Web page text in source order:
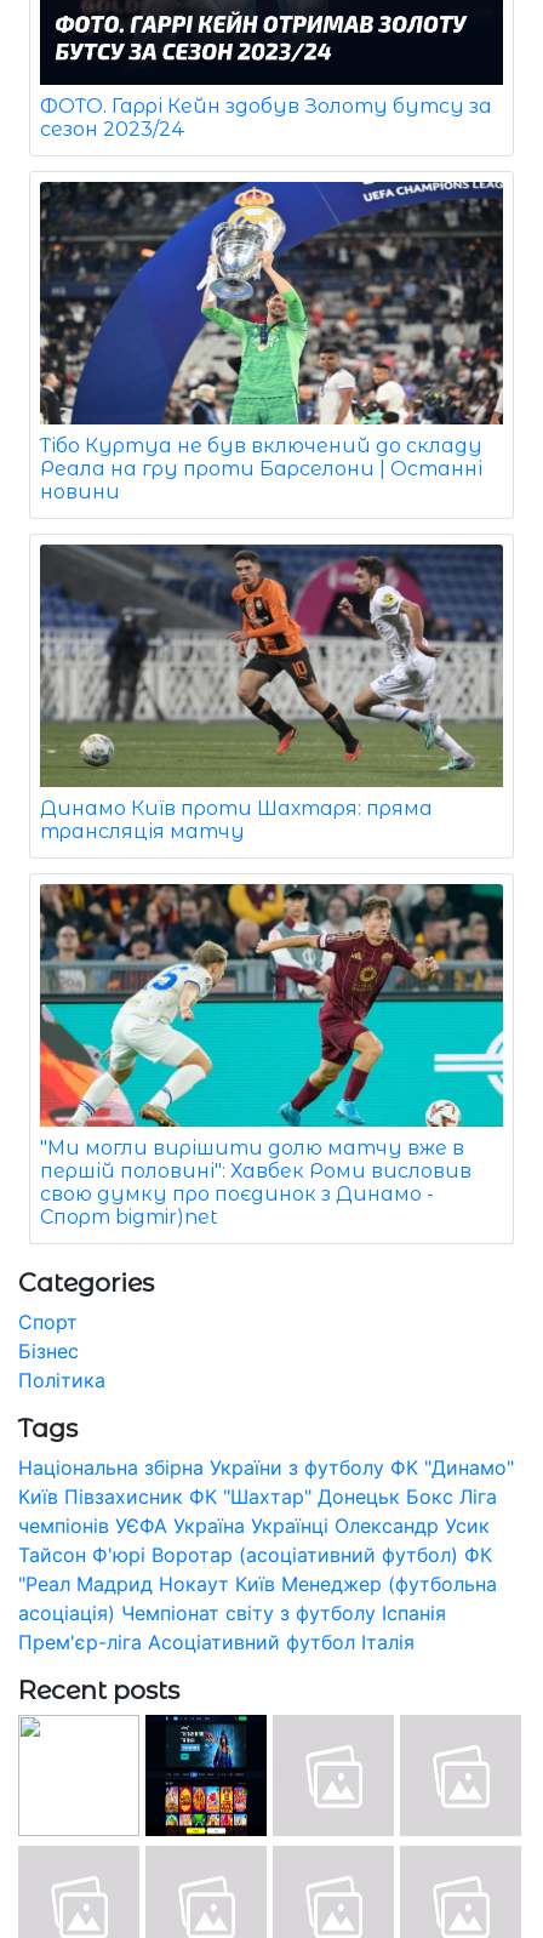
ФОТО. Гаррі Кейн здобув Золоту бутсу за
сезон 2023/24
Тібо Куртуа не був включений до складу
Реала на гру проти Барселони | Останні
новини
Динамо Київ проти Шахтаря: пряма
трансляція матчу
"Ми могли вирішити долю матчу вже в
першій половині": Хавбек Роми висловив
свою думку про поєдинок з Динамо -
Спорт bigmir)net
Categories
Спорт
Бізнес
Політика
Tags
Національна збірна України з футболу ФК "Динамо"
Київ Півзахисник ФК "Шахтар" Донецьк Бокс Ліга
чемпіонів УЄФА Україна Українці Олександр Усик
Тайсон Ф'юрі Воротар (асоціативний футбол) ФК
"Реал Мадрид Нокаут Київ Менеджер (футбольна
асоціація) Чемпіонат світу з футболу Іспанія
Прем'єр-ліга Асоціативний футбол Італія
Recent posts